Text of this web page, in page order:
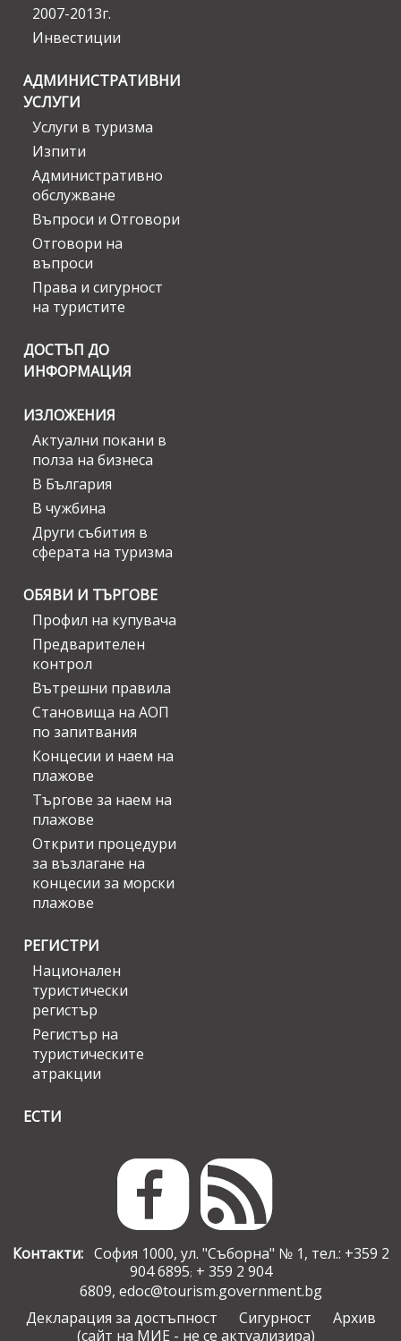
2007-2013г.
Инвестиции
АДМИНИСТРАТИВНИ
УСЛУГИ
Услуги в туризма
Изпити
Административно
обслужване
Въпроси и Отговори
Отговори на
въпроси
Права и сигурност
на туристите
ДОСТЪП ДО
ИНФОРМАЦИЯ
ИЗЛОЖЕНИЯ
Актуални покани в
полза на бизнеса
В България
В чужбина
Други събития в
сферата на туризма
ОБЯВИ И ТЪРГОВЕ
Профил на купувача
Предварителен
контрол
Вътрешни правила
Становища на АОП
по запитвания
Концесии и наем на
плажове
Търгове за наем на
плажове
Открити процедури
за възлагане на
концесии за морски
плажове
РЕГИСТРИ
Национален
туристически
регистър
Регистър на
туристическите
атракции
ЕСТИ
Контакти:София 1000, ул. "Съборна" № 1, тел.: +359 2
904 6895; + 359 2 904
6809, edoc@tourism.government.bg
Декларация за достъпност
Сигурност
Архив
(сайт на МИЕ - не се актуализира)